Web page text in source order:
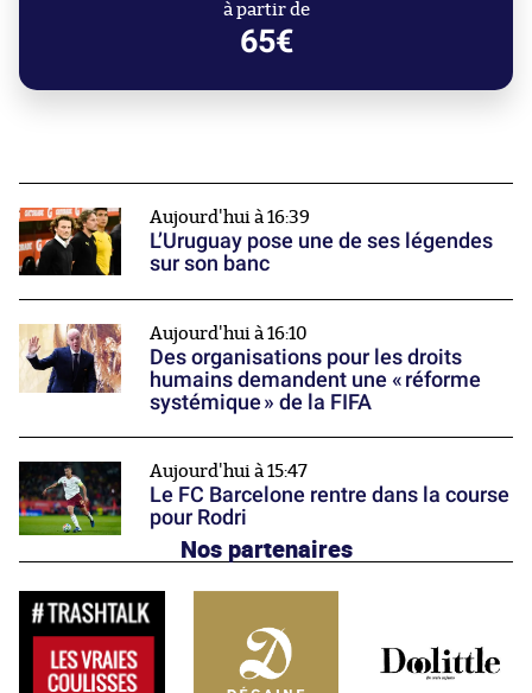
à partir de
65€
Aujourd'hui à 16:39
L’Uruguay pose une de ses légendes
sur son banc
Aujourd'hui à 16:10
Des organisations pour les droits
humains demandent une « réforme
systémique » de la FIFA
Aujourd'hui à 15:47
Le FC Barcelone rentre dans la course
pour Rodri
Nos partenaires